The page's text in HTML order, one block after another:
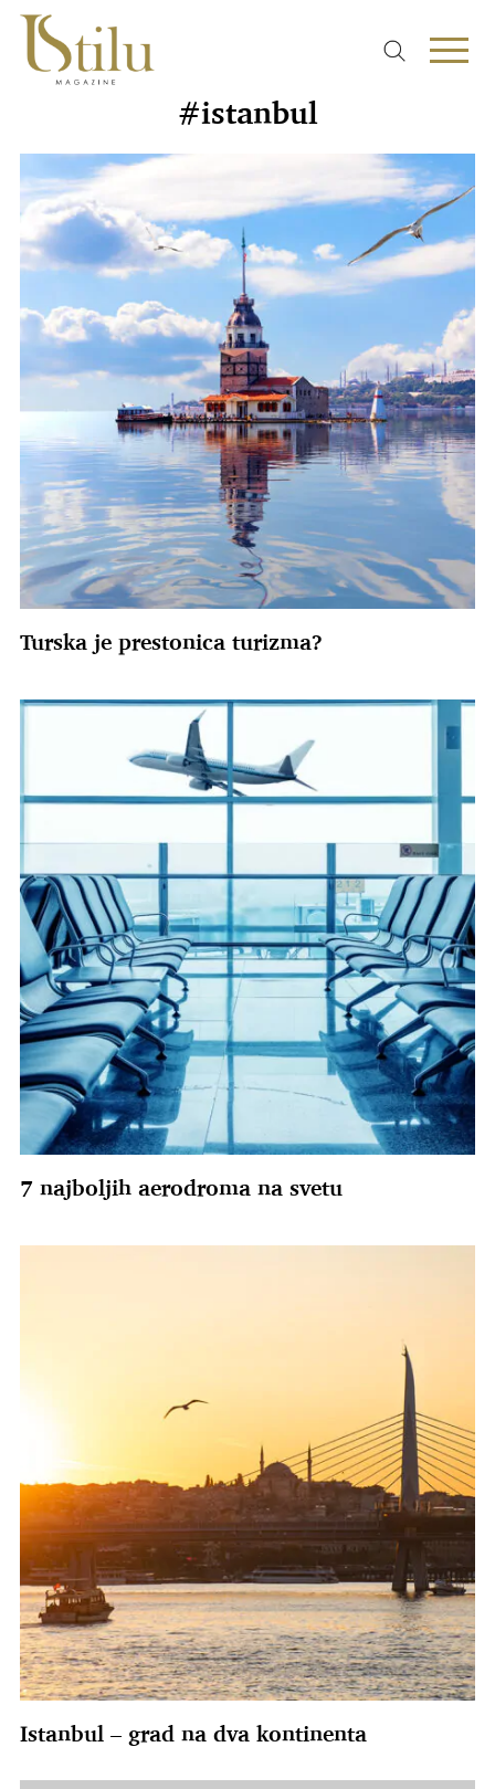
#istanbul
Turska je prestonica turizma?
7 najboljih aerodroma na svetu
Istanbul – grad na dva kontinenta